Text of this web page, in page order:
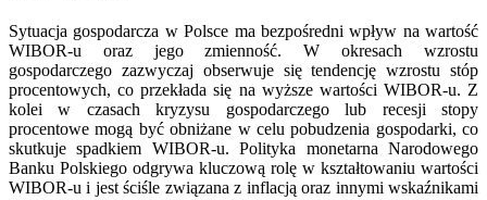
Sytuacja gospodarcza w Polsce ma bezpośredni wpływ na wartość
WIBOR-u oraz jego zmienność. W okresach wzrostu
gospodarczego zazwyczaj obserwuje się tendencję wzrostu stóp
procentowych, co przekłada się na wyższe wartości WIBOR-u. Z
kolei w czasach kryzysu gospodarczego lub recesji stopy
procentowe mogą być obniżane w celu pobudzenia gospodarki, co
skutkuje spadkiem WIBOR-u. Polityka monetarna Narodowego
Banku Polskiego odgrywa kluczową rolę w kształtowaniu wartości
WIBOR-u i jest ściśle związana z inflacją oraz innymi wskaźnikami